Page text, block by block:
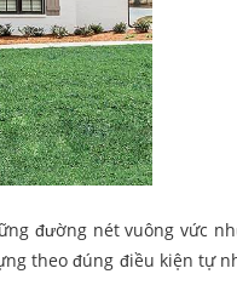
đường nét vuông vức
theo đúng điều kiện tự